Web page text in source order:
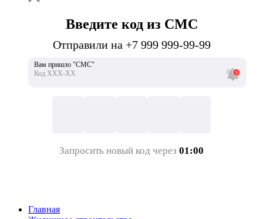
Введите код из СМС
Отправили на +7 999 999-99-99
Вам пришло "СМС"
Код ХХХ-ХХ
Запросить новый код через 01:00
Главная